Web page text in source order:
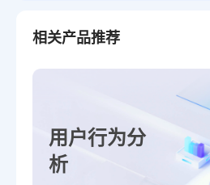
相关产品推荐
用户行为分
析